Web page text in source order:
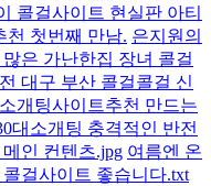
콜걸사이트 현실판 아티
천 첫번째 만남. 은지원의
많은 가난한집 장녀 콜걸
대구 부산 콜걸콜걸 신
개팅사이트추천 만드는
대소개팅 충격적인 반전
인 컨텐츠.jpg 여름엔 온
걸사이트 좋습니다.txt